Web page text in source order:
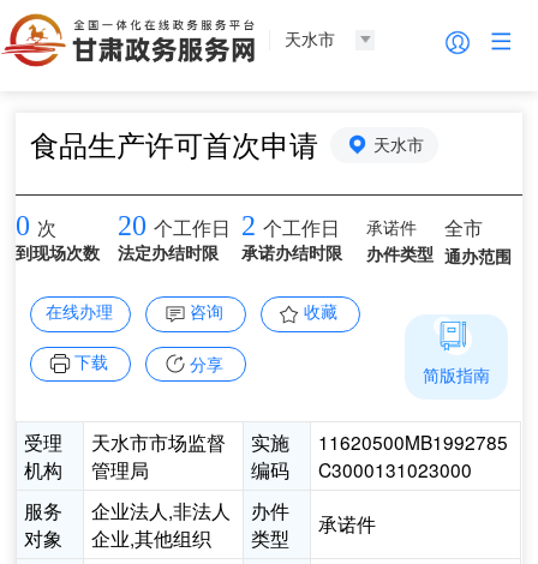
天水市
食品生产许可首次申请 天水市
0 次
到现场次数
20 个工作日
法定办结时限
2 个工作日
承诺办结时限
承诺件
办件类型
全市
通办范围
在线办理 咨询 收藏
下载 分享
受理
机构
天水市市场监督
管理局
实施
编码
11620500MB1992785
C3000131023000
服务
对象
企业法人,非法人
企业,其他组织
办件
类型
承诺件
简版指南